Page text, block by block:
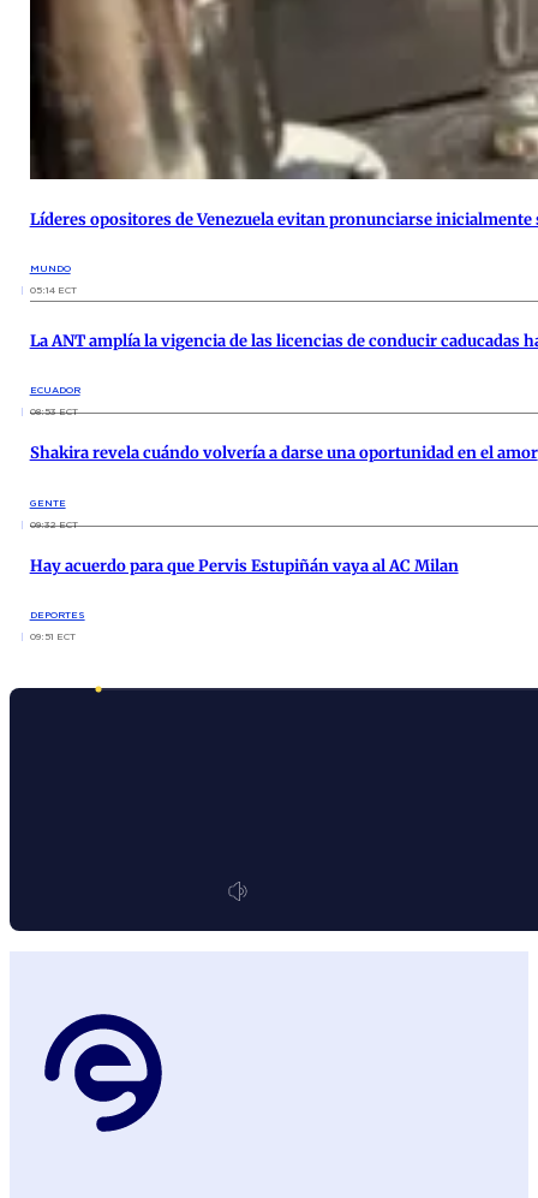
Líderes opositores de Venezuela evitan pronunciarse
MUNDO
05:14 ECT
La ANT amplía la vigencia de las licencias de conducir caducadas
ECUADOR
08:53 ECT
Shakira revela cuándo volvería a darse una oportunidad en el amor
GENTE
09:32 ECT
Hay acuerdo para que Pervis Estupiñán vaya al AC Milan
DEPORTES
09:51 ECT